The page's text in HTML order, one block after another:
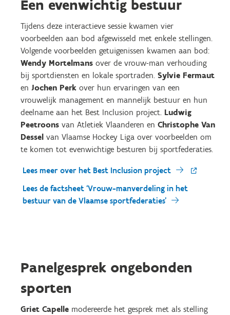
Een evenwichtig bestuur
Tijdens deze interactieve sessie kwamen vier
voorbeelden aan bod afgewisseld met enkele stellingen.
Volgende voorbeelden getuigenissen kwamen aan bod:
Wendy Mortelmans over de vrouw-man verhouding
bij sportdiensten en lokale sportraden. Sylvie Fermaut
en Jochen Perk over hun ervaringen van een
vrouwelijk management en mannelijk bestuur en hun
deelname aan het Best Inclusion project. Ludwig
Peetroons van Atletiek Vlaanderen en Christophe Van
Dessel van Vlaamse Hockey Liga over voorbeelden om
te komen tot evenwichtige besturen bij sportfederaties.
Lees meer over het Best Inclusion project
Lees de factsheet ‘Vrouw-manverdeling in het
bestuur van de Vlaamse sportfederaties’
Panelgesprek ongebonden
sporten
Griet Capelle modereerde het gesprek met als stelling